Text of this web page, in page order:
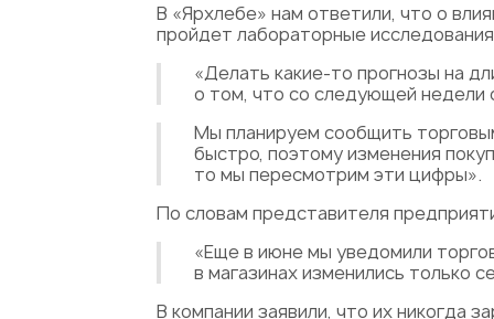
В «Ярхлебе» нам ответили, что о
пройдет лабораторные
«Делать какие-то прогнозы на
о том, что со следующей недели
Мы планируем сообщить
быстро, поэтому изменения
то мы пересмотрим эти цифры».
По словам представителя
«Еще в июне мы уведомили
в магазинах изменились только
В компании заявили, что их никогда